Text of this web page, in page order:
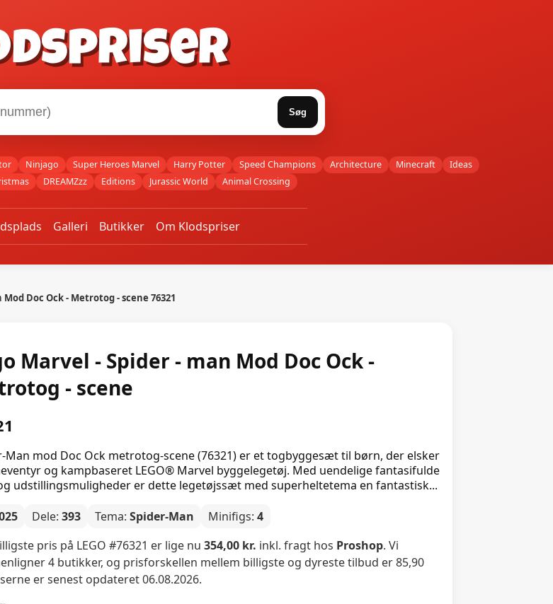
Søg
Ninjago Super Heroes Marvel Harry Potter Speed Champions Architecture Minecraft
Ideas
DREAMZzz Editions Jurassic World Animal Crossing
Galleri Butikker Om Klodspriser
Doc Ock - Metrotog - scene 76321
Marvel - Spider - man Mod Doc Ock -
- scene
Man mod Doc Ock metrotog-scene (76321) er et togbyggesæt til børn, der elsker
og kampbaseret LEGO® Marvel byggelegetøj. Med uendelige fantasifulde
udstillingsmuligheder er dette legetøjssæt med superheltetema en fantastisk...
Dele:393 Tema:Spider-Man Minifigs:4
pris på LEGO #76321 er lige nu354,00 kr. inkl. fragt hos Proshop. Vi
4 butikker, og prisforskellen mellem billigste og dyreste tilbud er 85,90
er senest opdateret 06.08.2026.